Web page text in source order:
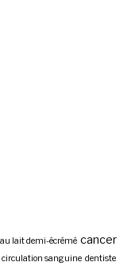
lait demi-écrémé cancer
circulation sanguine dentiste